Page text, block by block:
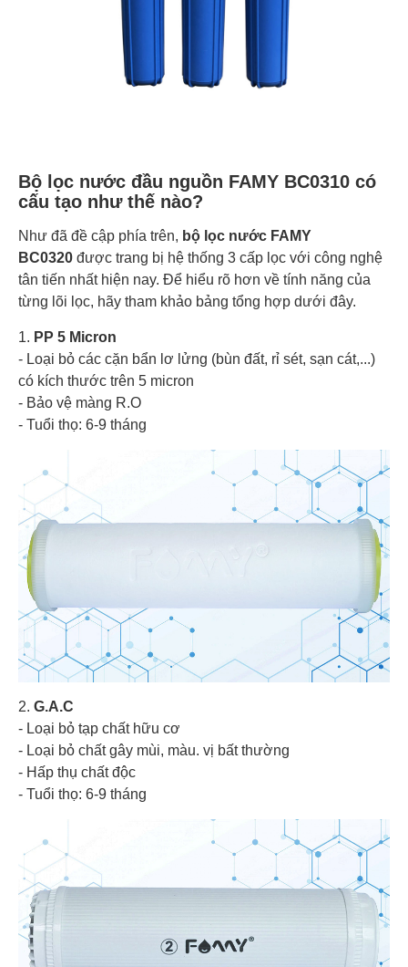
Bộ lọc nước đầu nguồn FAMY BC0310 có
cấu tạo như thế nào?
Như đã đề cập phía trên, bộ lọc nước FAMY
BC0320 được trang bị hệ thống 3 cấp lọc với công nghệ
tân tiến nhất hiện nay. Để hiểu rõ hơn về tính năng của
từng lõi lọc, hãy tham khảo bảng tổng hợp dưới đây.
1. PP 5 Micron
- Loại bỏ các cặn bẩn lơ lửng (bùn đất, rỉ sét, sạn cát,...)
có kích thước trên 5 micron
- Bảo vệ màng R.O
- Tuổi thọ: 6-9 tháng
2. G.A.C
- Loại bỏ tạp chất hữu cơ
- Loại bỏ chất gây mùi, màu. vị bất thường
- Hấp thụ chất độc
- Tuổi thọ: 6-9 tháng